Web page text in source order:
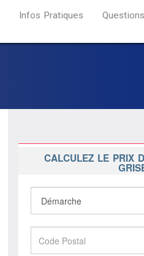
Infos Pratiques
CALCULEZ LE PRIX